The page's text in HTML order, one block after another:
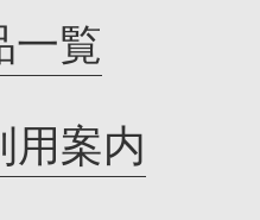
一覧
用案内